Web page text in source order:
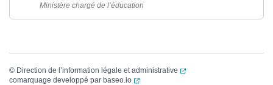
Ministère chargé de l’éducation
© Direction de l’information légale et administrative
(ouverture dans un
comarquage developpé par baseo.io (ouverture dans un nouvel onglet)